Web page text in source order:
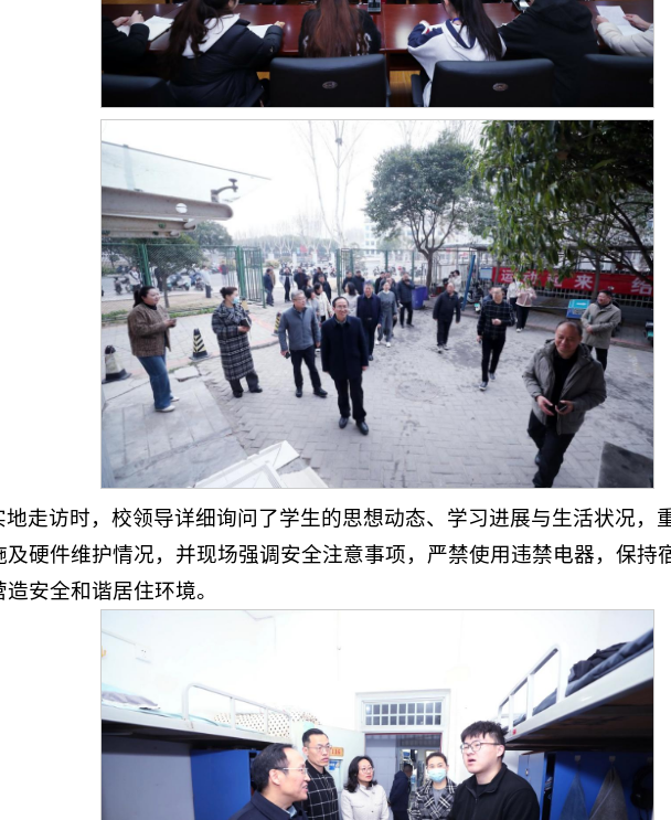
地走访时，校领导详细询问了学生的思想动态、学习进展与生活状况，
及硬件维护情况，并现场强调安全注意事项，严禁使用违禁电器，保持
造安全和谐居住环境。